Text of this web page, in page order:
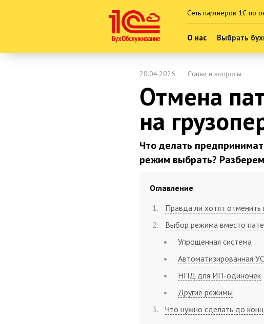
Сеть партнеров 1С по
О нас Выбрать
20.04.2026 Статьи и вопросы
Отмена
на
Что делать
режим выбрать?
Оглавление
Правда ли хотят отменить
Выбор режима вместо
Упрощенная система
Автоматизированная
НПД для ИП-одиночек
Другие режимы
Что нужно сделать до